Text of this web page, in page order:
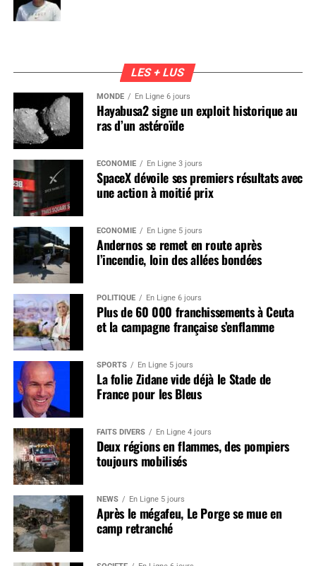
LES + LUS
MONDE En Ligne 6 jours
Hayabusa2 signe un exploit historique au
ras d’un astéroïde
ÉCONOMIE En Ligne 3 jours
SpaceX dévoile ses premiers résultats avec
une action à moitié prix
ÉCONOMIE En Ligne 5 jours
Andernos se remet en route après
l’incendie, loin des allées bondées
POLITIQUE En Ligne 6 jours
Plus de 60 000 franchissements à Ceuta
et la campagne française s’enflamme
SPORTS En Ligne 5 jours
La folie Zidane vide déjà le Stade de
France pour les Bleus
FAITS DIVERS En Ligne 4 jours
Deux régions en flammes, des pompiers
toujours mobilisés
NEWS En Ligne 5 jours
Après le mégafeu, Le Porge se mue en
camp retranché